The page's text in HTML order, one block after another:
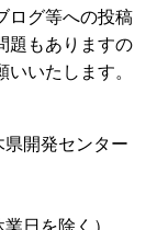
ログ等への投稿
題もありますの
いたします。
開発センター
日を除く）